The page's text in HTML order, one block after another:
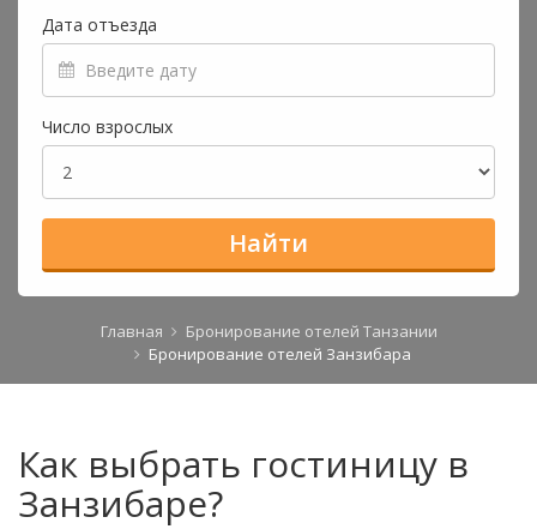
Дата отъезда
Число взрослых
Найти
Главная
Бронирование отелей Танзании
Бронирование отелей Занзибара
Как выбрать гостиницу в
Занзибаре?